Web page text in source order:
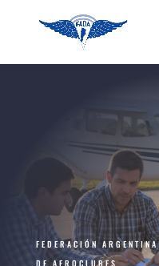
FEDERACIÓN ARGENTINA
DE AEROCLUBES